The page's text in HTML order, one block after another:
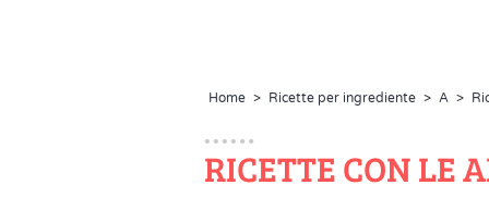
Home > Ricette per ingrediente > A >
RICETTE CON LE